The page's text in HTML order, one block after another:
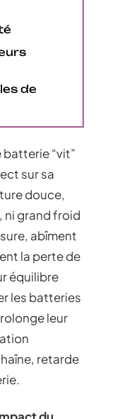
de
“vit”
sur sa
douce,
ni grand froid
abîment
la perte de
équilibre
les batteries
leur
retarde
du